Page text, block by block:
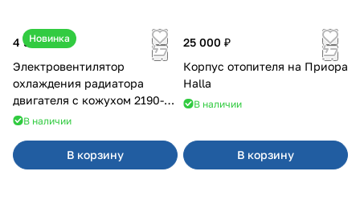
Новинка
4 550 ₽
Электровентилятор
охлаждения радиатора
двигателя с кожухом 2190-
2194 н/о с кондиционером
В наличии
В корзину
25 000 ₽
Корпус отопителя на Приора
Halla
В наличии
В корзину